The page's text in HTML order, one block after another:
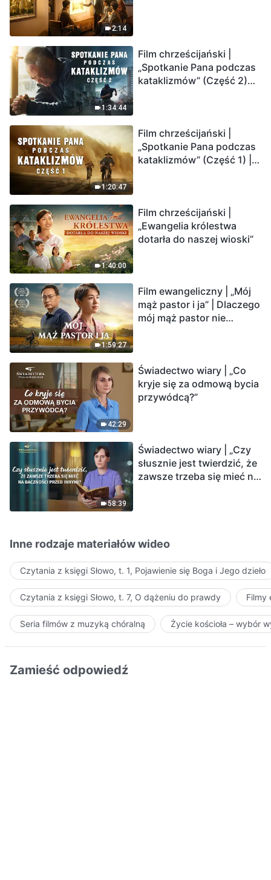
2:14
1:34:44
Film chrześcijański |
„Spotkanie Pana podczas
kataklizmów” (Część 2)
Ludzkość weszła w
odliczanie. Czy znalazłeś
już drogę ocalenia?
1:20:47
Film chrześcijański |
„Spotkanie Pana podczas
kataklizmów” (Część 1) |
1:40:00
Film chrześcijański |
„Ewangelia królestwa
dotarła do naszej wioski”
1:59:27
Film ewangeliczny | „Mój
mąż pastor i ja” | Dlaczego
mój mąż pastor nie
42:29
Świadectwo wiary | „Co
kryje się za odmową bycia
przywódcą?”
58:39
Świadectwo wiary | „Czy
słusznie jest twierdzić, że
zawsze trzeba się mieć na
Inne rodzaje materiałów wideo
Czytania z księgi Słowo, t. 1, Pojawienie się Boga i Jego dzieło
Czytania z księgi Słowo, t. 7, O dążeniu do prawdy Filmy
Seria filmów z muzyką chóralną Życie kościoła – wybór
Zamieść odpowiedź